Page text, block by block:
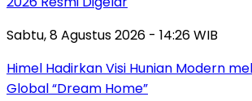
Sabtu, 8 Agustus 2026 - 14:26 WIB
Himel Hadirkan Visi Hunian Modern
Global “Dream Home”